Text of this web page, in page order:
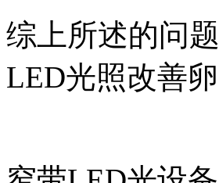
综上所述的问
LED光照改善